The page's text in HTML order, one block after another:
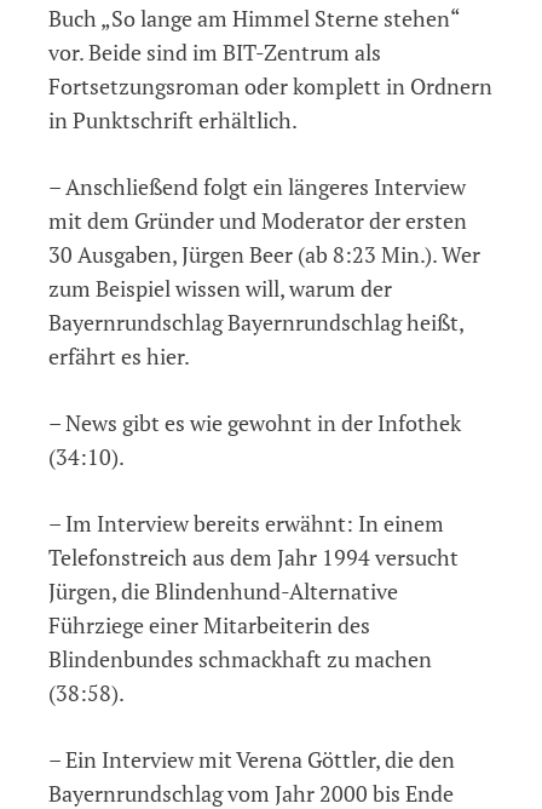
Buch „So lange am Himmel Sterne stehen“
vor. Beide sind im BIT-Zentrum als
Fortsetzungsroman oder komplett in Ordnern
in Punktschrift erhältlich.
– Anschließend folgt ein längeres Interview
mit dem Gründer und Moderator der ersten
30 Ausgaben, Jürgen Beer (ab 8:23 Min.). Wer
zum Beispiel wissen will, warum der
Bayernrundschlag Bayernrundschlag heißt,
erfährt es hier.
– News gibt es wie gewohnt in der Infothek
(34:10).
– Im Interview bereits erwähnt: In einem
Telefonstreich aus dem Jahr 1994 versucht
Jürgen, die Blindenhund-Alternative
Führziege einer Mitarbeiterin des
Blindenbundes schmackhaft zu machen
(38:58).
– Ein Interview mit Verena Göttler, die den
Bayernrundschlag vom Jahr 2000 bis Ende